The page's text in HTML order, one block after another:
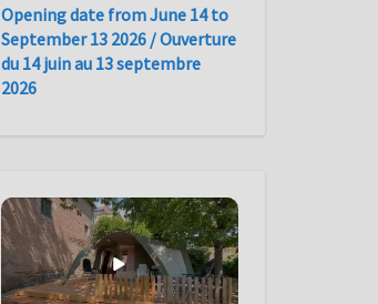
Opening date from June 14 to
September 13 2026 / Ouverture
du 14 juin au 13 septembre
2026